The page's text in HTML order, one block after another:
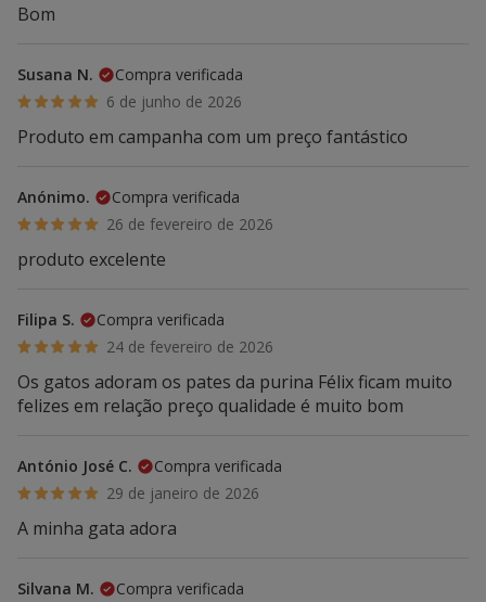
Bom
Susana N.
Compra verificada
6 de junho de 2026
Produto em campanha com um preço fantástico
Anónimo.
Compra verificada
26 de fevereiro de 2026
produto excelente
Filipa S.
Compra verificada
24 de fevereiro de 2026
Os gatos adoram os pates da purina Félix ficam muito
felizes em relação preço qualidade é muito bom
António José C.
Compra verificada
29 de janeiro de 2026
A minha gata adora
Silvana M.
Compra verificada